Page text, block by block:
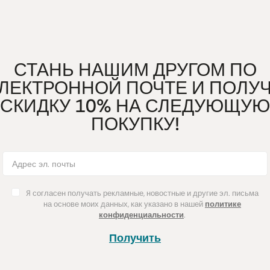
СТАНЬ НАШИМ ДРУГОМ ПО
ПОЧТЕ И
СКИДКУ 10% НА СЛЕДУЮЩУЮ
ПОКУПКУ!
Я согласен получать рекламные, новостные и другие эл. письма
на основе моих данных, как указано в нашей политике
конфиденциальности.
Получить